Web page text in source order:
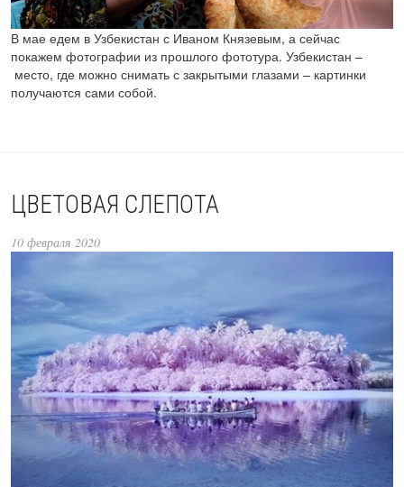
В мае едем в Узбекистан с Иваном Князевым, а сейчас
покажем фотографии из прошлого фототура. Узбекистан –
место, где можно снимать с закрытыми глазами – картинки
получаются сами собой.
ЦВЕТОВАЯ СЛЕПОТА
10 февраля 2020